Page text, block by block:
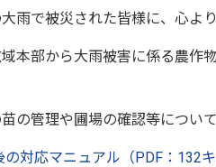
雨で被災された皆様に、心よ
本部から大雨被害に係る農作
の管理や圃場の確認等につい
の対応マニュアル（PDF：132